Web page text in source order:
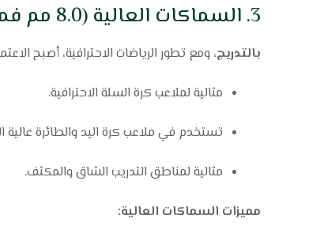
3. السماكات العالية (8.0 مم فما فوق)
بالتدريج،ومع تطور الرياضات الاحترافية، أصبح
مثالية لملاعب كرة السلة الاحترافية.
تستخدم في ملاعب كرة اليد والطائرة عالية
مثالية لمناطق التدريب الشاق والمكثف.
مميزات السماكات العالية: